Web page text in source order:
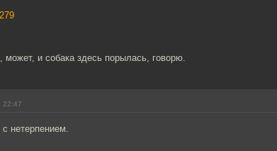
может, и собака здесь порылась, говорю.
22:47
нетерпением.